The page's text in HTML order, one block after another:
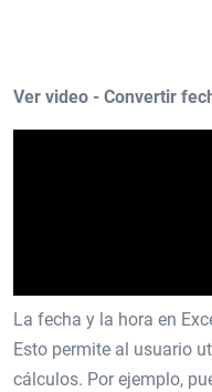
Ver video - Convertir
La fecha y la hora en
Esto permite al usuario
cálculos. Por ejemplo,